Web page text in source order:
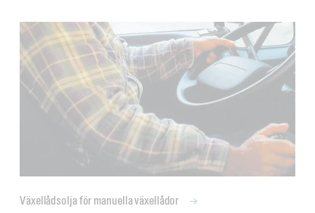
Växellådsolja för manuella växellådor